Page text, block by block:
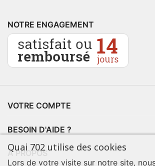
NOTRE ENGAGEMENT
VOTRE COMPTE
BESOIN D'AIDE ?
À PROPOS
Quai 702 utilise des cookies
Lors de votre visite sur notre site,